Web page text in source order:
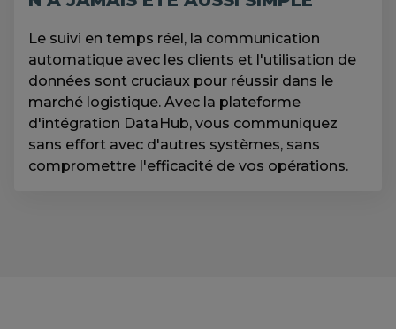
Le suivi en temps réel, la communication
automatique avec les clients et l'utilisation de
données sont cruciaux pour réussir dans le
marché logistique. Avec la plateforme
d'intégration DataHub, vous communiquez
sans effort avec d'autres systèmes, sans
compromettre l'efficacité de vos opérations.